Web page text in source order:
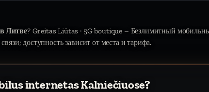
Литве? Greitas Liūtas · 5G boutique – Безлимитный
доступность зависит от места и тарифа.
internetas Kalniečiuose?